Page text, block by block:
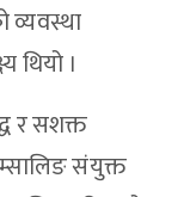
व्यवस्था
थियो ।
र सशक्त
संयुक्त